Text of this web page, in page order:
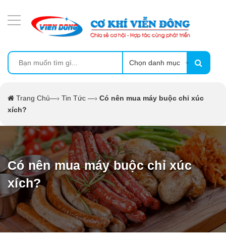
Chọn danh mục
Trang Chủ—› Tin Tức —› Có nên mua máy buộc chỉ xúc
xích?
Có nên mua máy buộc chỉ xúc
xích?
MÁY ÉP MÍA TẠO BỌT
MÁY RỬA BÁT SIÊU ÂM
MÁY SẤY THỰC PHẨM CÔNG NGHIỆP
CẨM NANG
THIẾT BỊ NHÀ BẾP
THIẾT BỊ NHÀ BẾP CAO CẤP